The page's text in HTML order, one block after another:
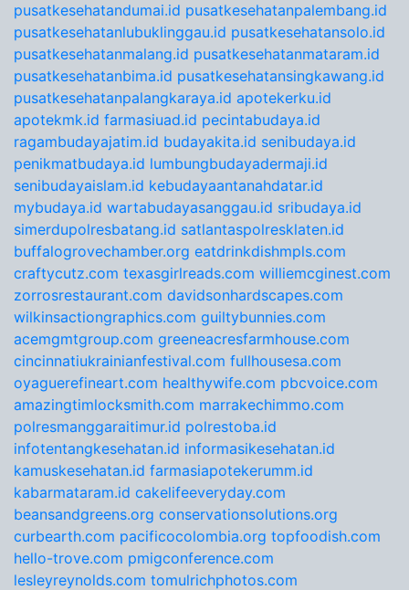
pusatkesehatandumai.id pusatkesehatanpalembang.id
pusatkesehatanlubuklinggau.id pusatkesehatansolo.id
pusatkesehatanmalang.id pusatkesehatanmataram.id
pusatkesehatanbima.id pusatkesehatansingkawang.id
pusatkesehatanpalangkaraya.id apotekerku.id
apotekmk.id farmasiuad.id pecintabudaya.id
ragambudayajatim.id budayakita.id senibudaya.id
penikmatbudaya.id lumbungbudayadermaji.id
senibudayaislam.id kebudayaantanahdatar.id
mybudaya.id wartabudayasanggau.id sribudaya.id
simerdupolresbatang.id satlantaspolresklaten.id
buffalogrovechamber.org eatdrinkdishmpls.com
craftycutz.com texasgirlreads.com williemcginest.com
zorrosrestaurant.com davidsonhardscapes.com
wilkinsactiongraphics.com guiltybunnies.com
acemgmtgroup.com greeneacresfarmhouse.com
cincinnatiukrainianfestival.com fullhousesa.com
oyaguerefineart.com healthywife.com pbcvoice.com
amazingtimlocksmith.com marrakechimmo.com
polresmanggaraitimur.id polrestoba.id
infotentangkesehatan.id informasikesehatan.id
kamuskesehatan.id farmasiapotekerumm.id
kabarmataram.id cakelifeeveryday.com
beansandgreens.org conservationsolutions.org
curbearth.com pacificocolombia.org topfoodish.com
hello-trove.com pmigconference.com
lesleyreynolds.com tomulrichphotos.com